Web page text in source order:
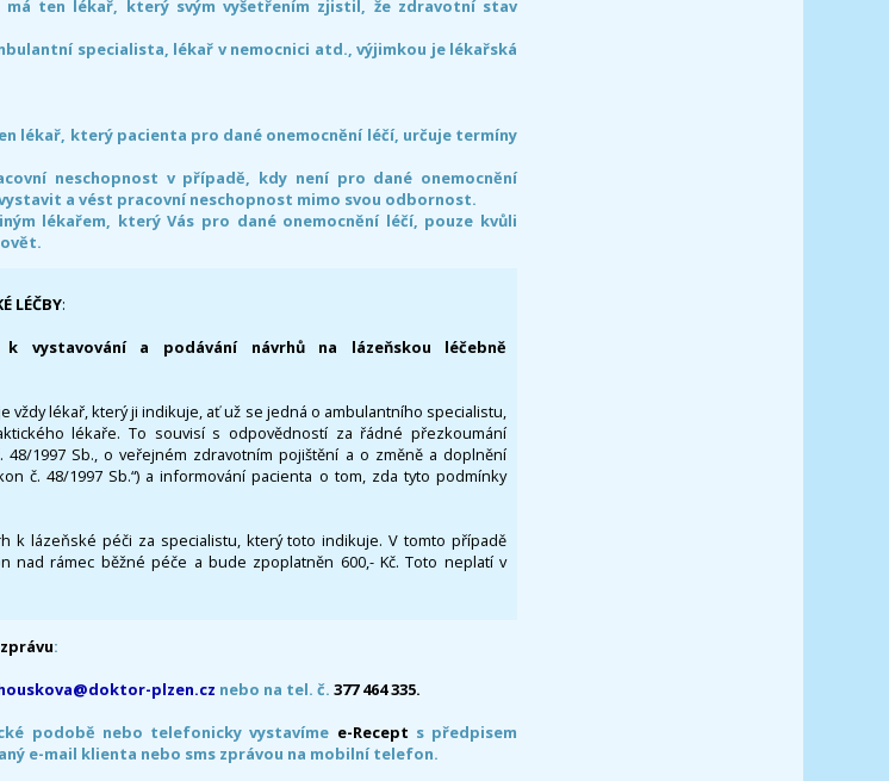
má ten lékař, který svým vyšetřením zjistil, že zdravotní stav
specialista, lékař v nemocnici atd., výjimkou je lékařská
lékař, který pacienta pro dané onemocnění léčí, určuje termíny
neschopnost v případě, kdy není pro dané onemocnění
a vést pracovní neschopnost mimo svou odbornost.
lékařem, který Vás pro dané onemocnění léčí, pouze kvůli
LÉČBY:
vystavování a podávání návrhů na lázeňskou léčebně
vždy lékař, který ji indikuje, ať už se jedná o ambulantního specialistu,
lékaře. To souvisí s odpovědností za řádné přezkoumání
1997 Sb., o veřejném zdravotním pojištění a o změně a doplnění
č. 48/1997 Sb.“) a informování pacienta o tom, zda tyto podmínky
k lázeňské péči za specialistu, který toto indikuje. V tomto případě
nad rámec běžné péče a bude zpoplatněn 600,- Kč. Toto neplatí v
:
plzen.cz nebo na tel. č. 377 464 335.
podobě nebo telefonicky vystavíme e-Recept s předpisem
e-mail klienta nebo sms zprávou na mobilní telefon.